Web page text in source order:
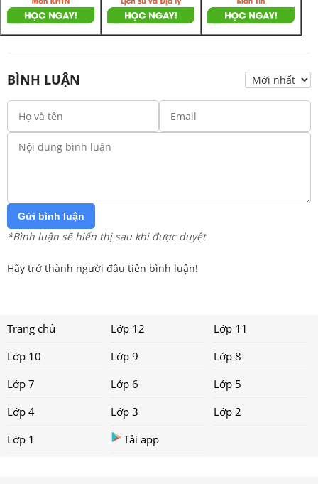
BÌNH LUẬN
Gửi bình luận
*Bình luận sẽ hiển thị sau khi được duyệt
Hãy trở thành người đầu tiên bình luận!
Trang chủ Lớp 12
Lớp 11
Lớp 10
Lớp 9
Lớp 8
Lớp 7
Lớp 6
Lớp 5
Lớp 4
Lớp 3
Lớp 2
Lớp 1
Tải app